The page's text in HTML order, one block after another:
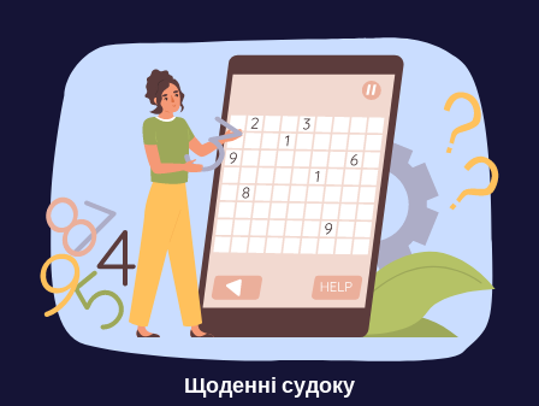
Щоденні судоку